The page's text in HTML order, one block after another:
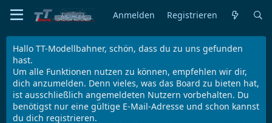
Anmelden Registrieren
Hallo TT-Modellbahner, schön, dass du zu uns gefunden
hast.
Um alle Funktionen nutzen zu können, empfehlen wir dir,
dich anzumelden. Denn vieles, was das Board zu bieten hat,
ist ausschließlich angemeldeten Nutzern vorbehalten. Du
benötigst nur eine gültige E-Mail-Adresse und schon kannst
du dich registrieren.